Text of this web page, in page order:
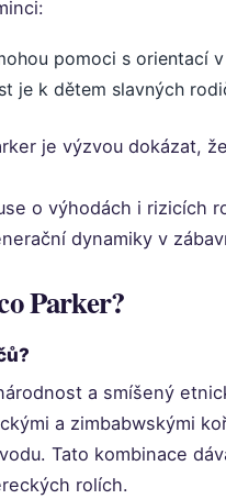
pomoci s orientací
je k dětem slavných
je výzvou dokázat,
o výhodách i rizicích
dynamiky v
Parker?
a smíšený
a zimbabwskými
Tato kombinace
rolích.